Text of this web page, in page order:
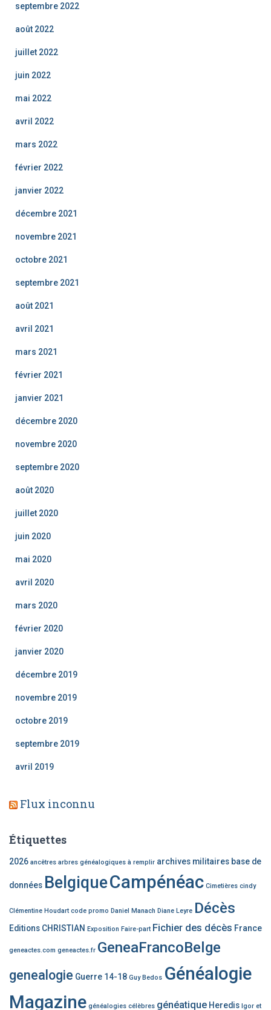
septembre 2022
août 2022
juillet 2022
juin 2022
mai 2022
avril 2022
mars 2022
février 2022
janvier 2022
décembre 2021
novembre 2021
octobre 2021
septembre 2021
août 2021
avril 2021
mars 2021
février 2021
janvier 2021
décembre 2020
novembre 2020
septembre 2020
août 2020
juillet 2020
juin 2020
mai 2020
avril 2020
mars 2020
février 2020
janvier 2020
décembre 2019
novembre 2019
octobre 2019
septembre 2019
avril 2019
Flux inconnu
Étiquettes
2026 ancêtres arbres généalogiques à remplir archives militaires base de
données BelgiqueCampénéac Cimetières cindy
Clémentine Houdart code promo Daniel Manach Diane Leyre Décès
Editions CHRISTIAN Exposition Faire-part Fichier des décès France
geneactes.com geneactes.fr GeneaFrancoBelge
genealogie Guerre 14-18 Guy Bedos Généalogie
Magazine généalogies célèbres généatique Heredis Igor et